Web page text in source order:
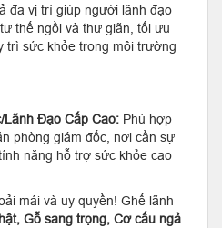
đa vị trí giúp người lãnh đạo
thế ngồi và thư giãn, tối ưu
trì sức khỏe trong môi trường
Lãnh Đạo Cấp Cao: Phù hợp
phòng giám đốc, nơi cần sự
năng hỗ trợ sức khỏe cao
mái và uy quyền! Ghế lãnh
Gỗ sang trọng, Cơ cấu ngả